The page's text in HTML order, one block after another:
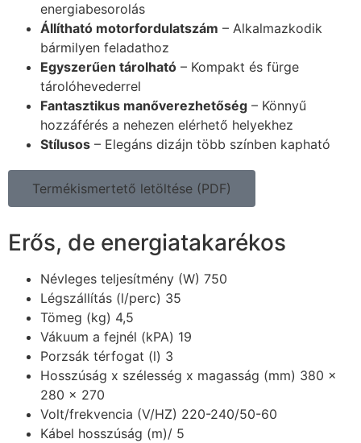
energiabesorolás
Állítható motorfordulatszám – Alkalmazkodik
bármilyen feladathoz
Egyszerűen tárolható – Kompakt és fürge
tárolóhevederrel
Fantasztikus manőverezhetőség – Könnyű
hozzáférés a nehezen elérhető helyekhez
Stílusos – Elegáns dizájn több színben kapható
Termékismertető letöltése (PDF)
Erős, de energiatakarékos
Névleges teljesítmény (W) 750
Légszállítás (l/perc) 35
Tömeg (kg) 4,5
Vákuum a fejnél (kPA) 19
Porzsák térfogat (l) 3
Hosszúság x szélesség x magasság (mm) 380 x
280 x 270
Volt/frekvencia (V/HZ) 220-240/50-60
Kábel hosszúság (m)/ 5